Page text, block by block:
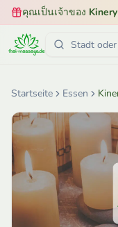
คุณเป็นเจ้าของ
Startseite Essen